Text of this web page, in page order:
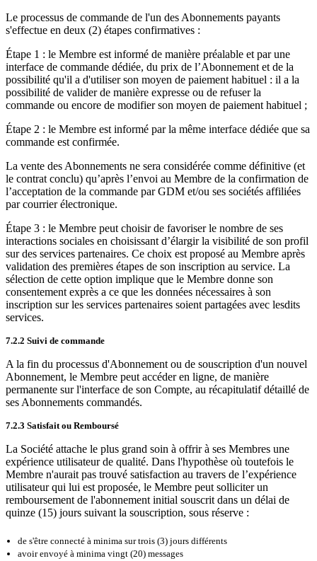
Le processus de commande de l'un des Abonnements payants
s'effectue en deux (2) étapes confirmatives :
Étape 1 : le Membre est informé de manière préalable et par une
interface de commande dédiée, du prix de l’Abonnement et de la
possibilité qu'il a d'utiliser son moyen de paiement habituel : il a la
possibilité de valider de manière expresse ou de refuser la
commande ou encore de modifier son moyen de paiement habituel ;
Étape 2 : le Membre est informé par la même interface dédiée que sa
commande est confirmée.
La vente des Abonnements ne sera considérée comme définitive (et
le contrat conclu) qu’après l’envoi au Membre de la confirmation de
l’acceptation de la commande par GDM et/ou ses sociétés affiliées
par courrier électronique.
Étape 3 : le Membre peut choisir de favoriser le nombre de ses
interactions sociales en choisissant d’élargir la visibilité de son profil
sur des services partenaires. Ce choix est proposé au Membre après
validation des premières étapes de son inscription au service. La
sélection de cette option implique que le Membre donne son
consentement exprès a ce que les données nécessaires à son
inscription sur les services partenaires soient partagées avec lesdits
services.
7.2.2 Suivi de commande
A la fin du processus d'Abonnement ou de souscription d'un nouvel
Abonnement, le Membre peut accéder en ligne, de manière
permanente sur l'interface de son Compte, au récapitulatif détaillé de
ses Abonnements commandés.
7.2.3 Satisfait ou Remboursé
La Société attache le plus grand soin à offrir à ses Membres une
expérience utilisateur de qualité. Dans l'hypothèse où toutefois le
Membre n'aurait pas trouvé satisfaction au travers de l’expérience
utilisateur qui lui est proposée, le Membre peut solliciter un
remboursement de l'abonnement initial souscrit dans un délai de
quinze (15) jours suivant la souscription, sous réserve :
de s'être connecté à minima sur trois (3) jours différents
avoir envoyé à minima vingt (20) messages